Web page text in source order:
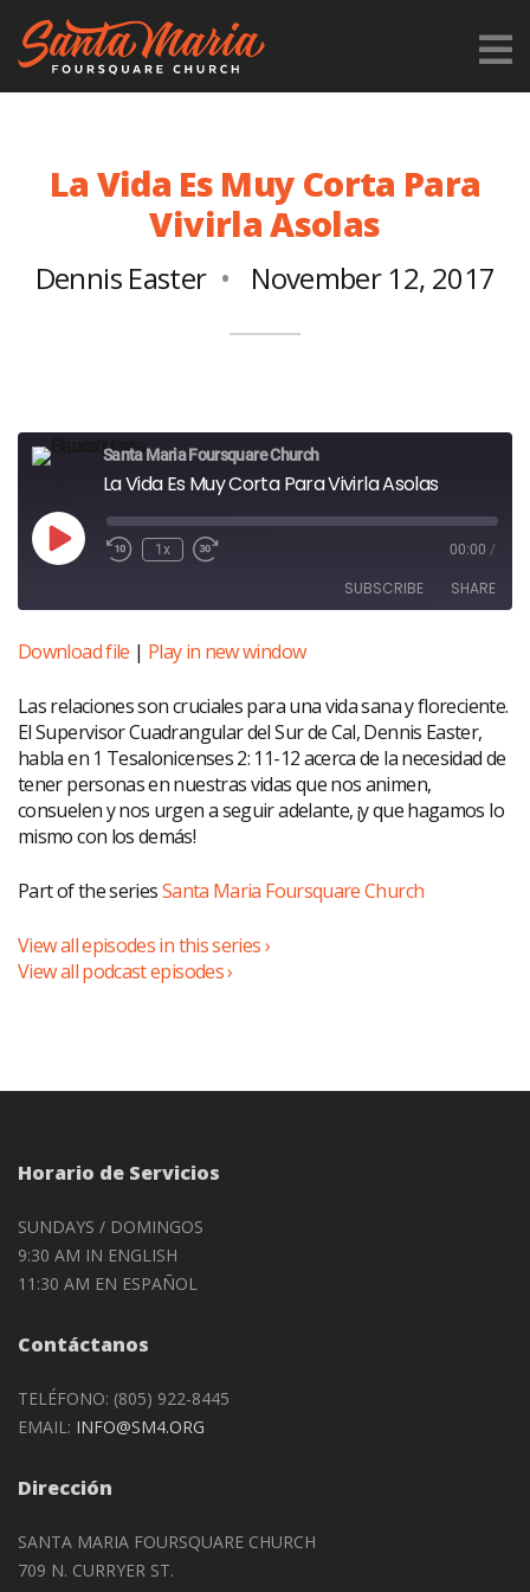
La Vida Es Muy Corta Para
Vivirla Asolas
Dennis Easter November 12, 2017
Santa Maria Foursquare Church
La Vida Es Muy Corta Para Vivirla Asolas
Play
Episode
1x 00:00 /
SUBSCRIBE SHARE
SHARE
LINK
EMBED
Download file | Play in new window
Las relaciones son cruciales para una vida sana y floreciente.
El Supervisor Cuadrangular del Sur de Cal, Dennis Easter,
habla en 1 Tesalonicenses 2: 11-12 acerca de la necesidad de
tener personas en nuestras vidas que nos animen,
consuelen y nos urgen a seguir adelante, ¡y que hagamos lo
mismo con los demás!
Part of the seriesSanta Maria Foursquare Church
View all episodes in this series ›
View all podcast episodes ›
Horario de Servicios
SUNDAYS / DOMINGOS
9:30 AM IN ENGLISH
11:30 AM EN ESPAÑOL
Contáctanos
TELÉFONO: (805) 922-8445
EMAIL: INFO@SM4.ORG
Dirección
SANTA MARIA FOURSQUARE CHURCH
709 N. CURRYER ST.